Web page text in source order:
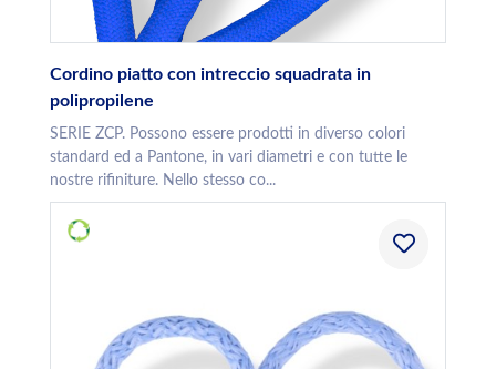
Cordino piatto con intreccio squadrata in
polipropilene
SERIE ZCP. Possono essere prodotti in diverso colori
standard ed a Pantone, in vari diametri e con tutte le
nostre rifiniture. Nello stesso co...